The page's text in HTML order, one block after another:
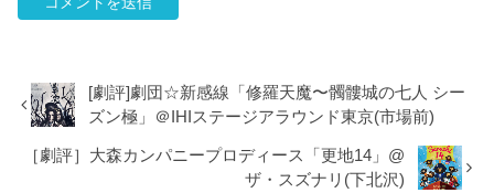
[劇評]劇団☆新感線「修羅天魔〜髑髏城の七人 シー
ズン極」＠IHIステージアラウンド東京(市場前)
［劇評］大森カンパニープロディース「更地14」@
ザ・スズナリ(下北沢)